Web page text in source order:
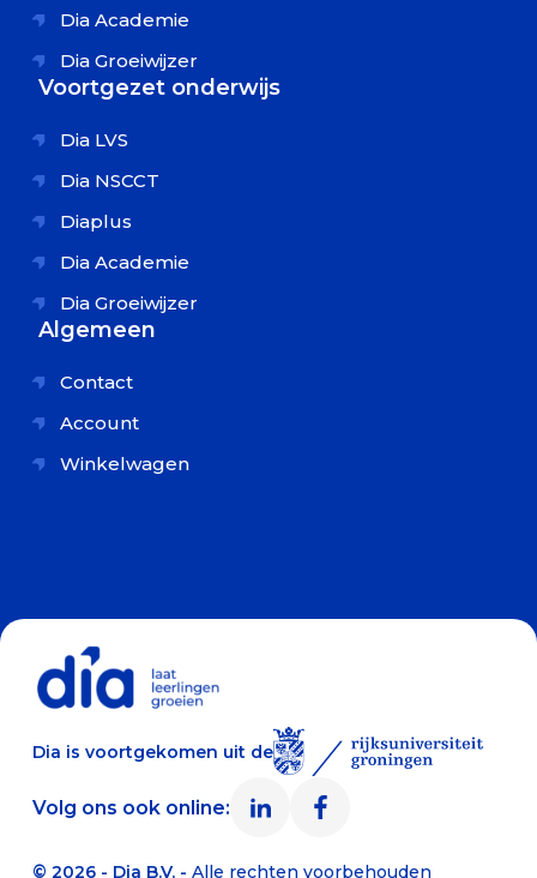
Dia Academie
Dia Groeiwijzer
Voortgezet onderwijs
Dia LVS
Dia NSCCT
Diaplus
Dia Academie
Dia Groeiwijzer
Algemeen
Contact
Account
Winkelwagen
Dia is voortgekomen uit de
Volg ons ook online:
© 2026 - Dia B.V. - Alle rechten voorbehouden